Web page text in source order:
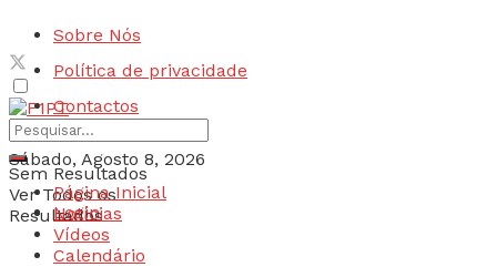
Sobre Nós
Política de privacidade
Contactos
Sábado, Agosto 8, 2026
Login
Sem Resultados
Ver Todos os
Resultados
Página Inicial
Notícias
Vídeos
Calendário